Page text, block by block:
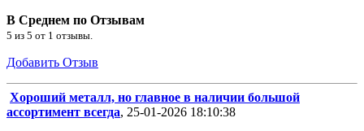
В Среднем по Отзывам
5 из 5 от 1 отзывы.
Добавить Отзыв
Хороший металл, но главное в наличии большой
ассортимент всегда, 25-01-2026 18:10:38